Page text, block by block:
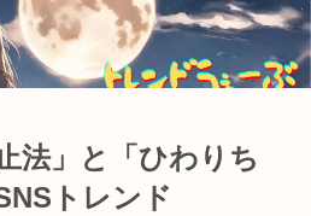
法」と「ひわりち
トレンド